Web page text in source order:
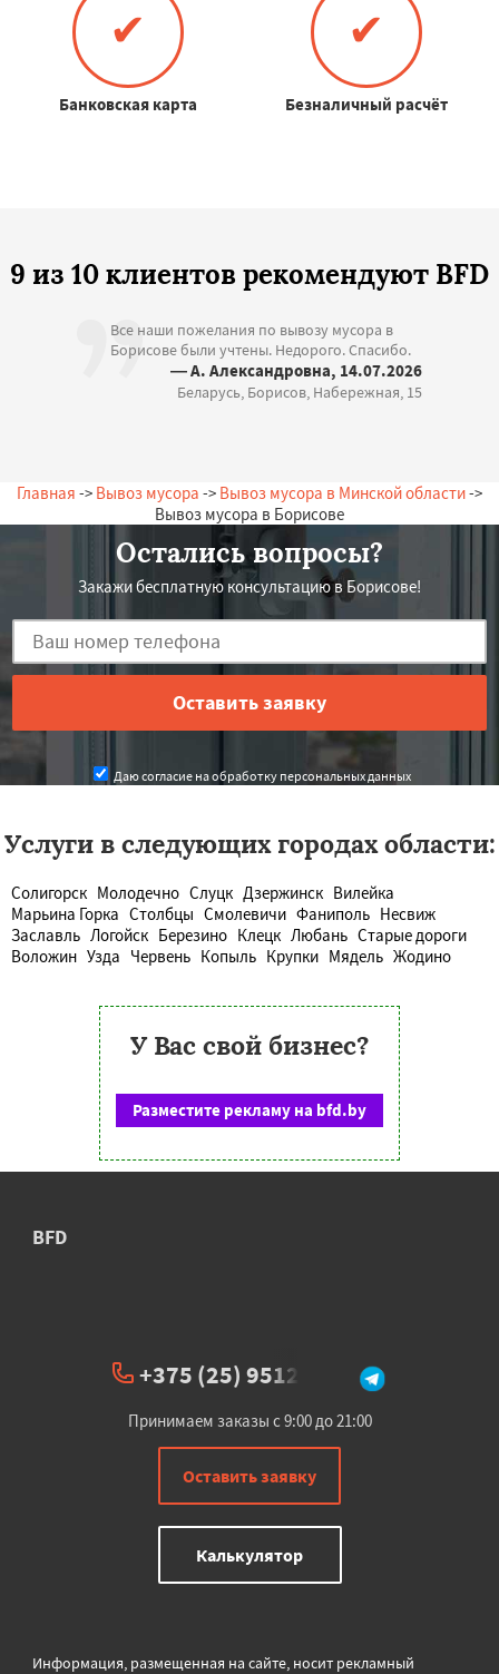
✔
Банковская карта
✔
Безналичный расчёт
9 из 10 клиентов рекомендуют BFD
Все наши пожелания по вывозу мусора в
Борисове были учтены. Недорого. Спасибо.
— А. Александровна, 14.07.2026
Беларусь, Борисов, Набережная, 15
Главная -> Вывоз мусора -> Вывоз мусора в Минской области->
Вывоз мусора в Борисове
Остались вопросы?
Закажи бесплатную консультацию в Борисове!
Даю согласие на обработку персональных данных
Услуги в следующих городах области:
Солигорск Молодечно Слуцк Дзержинск Вилейка
Марьина Горка Столбцы Смолевичи Фаниполь Несвиж
Заславль Логойск Березино Клецк Любань Старые дороги
Воложин Узда Червень Копыль Крупки Мядель Жодино
У Вас свой бизнес?
Разместите рекламу на bfd.by
BFD
+375 (25) 951234
Принимаем заказы с 9:00 до 21:00
Оставить заявку
Калькулятор
Информация, размещенная на сайте, носит рекламный